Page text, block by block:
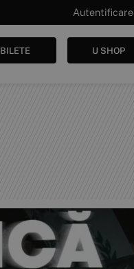
Autentificare
BILETE U SHOP